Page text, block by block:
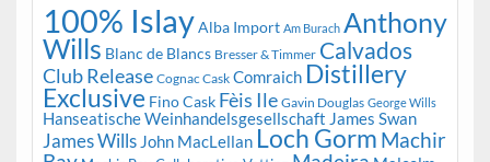
100% IslayAlba Import Am Burach Anthony
Wills Blanc de Blancs Bresser & Timmer Calvados
Club Release Cognac Cask Comraich Distillery
Exclusive Fino Cask Fèis Ile Gavin Douglas George Wills
Hanseatische Weinhandelsgesellschaft James Swan
James Wills John MacLellan Loch Gorm Machir